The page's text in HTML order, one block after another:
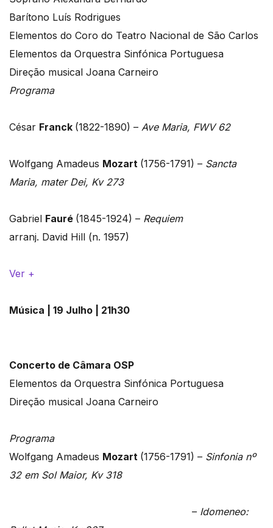
Barítono Luís Rodrigues
Elementos do Coro do Teatro Nacional de São Carlos
Elementos da Orquestra Sinfónica Portuguesa
Direção musical Joana Carneiro
Programa
César Franck (1822-1890) – Ave Maria, FWV 62
Wolfgang Amadeus Mozart (1756-1791) – Sancta
Maria, mater Dei, Kv 273
Gabriel Fauré (1845-1924) – Requiem
arranj. David Hill (n. 1957)
Ver +
Música | 19 Julho | 21h30
Concerto de Câmara OSP
Elementos da Orquestra Sinfónica Portuguesa
Direção musical Joana Carneiro
Programa
Wolfgang Amadeus Mozart (1756-1791) – Sinfonia nº
32 em Sol Maior, Kv 318
– Idomeneo: